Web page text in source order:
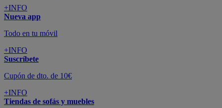
+INFO
Nueva app
Todo en tu móvil
+INFO
Suscríbete
Cupón de dto. de 10€
+INFO
Tiendas de sofás y muebles